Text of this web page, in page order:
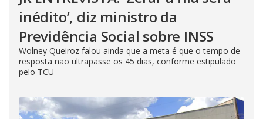
inédito’, diz ministro da
Previdência Social sobre INSS
Wolney Queiroz falou ainda que a meta é que o tempo de
resposta não ultrapasse os 45 dias, conforme estipulado
pelo TCU